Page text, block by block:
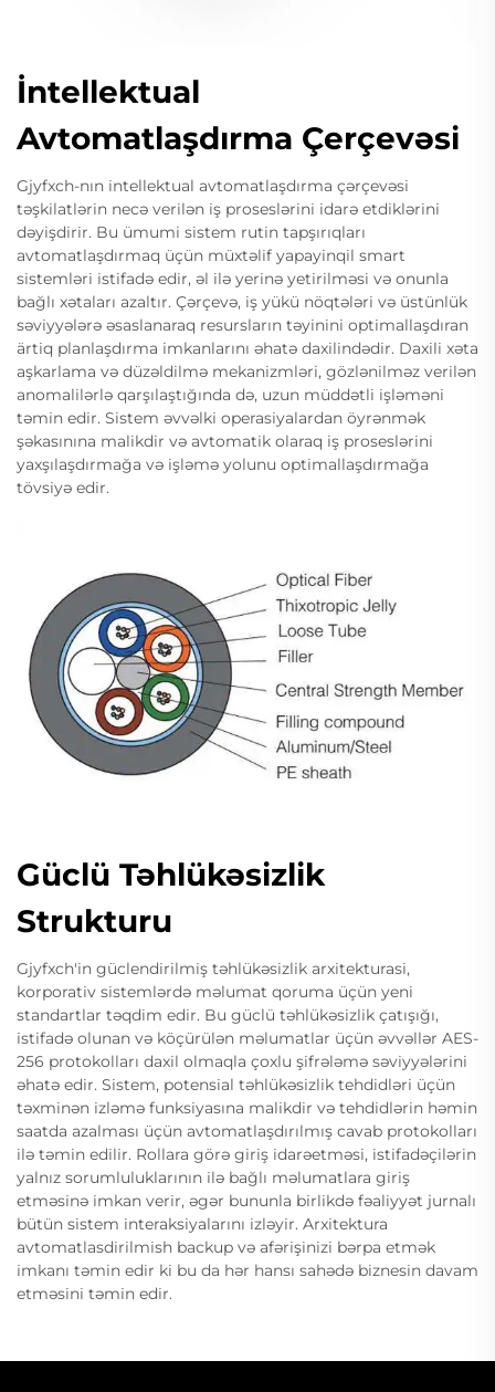
İntellektual
Avtomatlaşdırma Çerçevəsi
Gjyfxch-nın intellektual avtomatlaşdırma çərçevəsi
təşkilatlərin necə verilən iş proseslərini idarə etdiklərini
dəyişdirir. Bu ümumi sistem rutin tapşırıqları
avtomatlaşdırmaq üçün müxtəlif yapayinqil smart
sistemləri istifadə edir, əl ilə yerinə yetirilməsi və onunla
bağlı xətaları azaltır. Çərçevə, iş yükü nöqtələri və üstünlük
səviyyələrə əsaslanaraq resursların təyinini optimallaşdıran
ärtiq planlaşdırma imkanlarını əhatə daxilindədir. Daxili xəta
aşkarlama və düzəldilmə mekanizmləri, gözlənilməz verilən
anomalilərlə qarşılaştığında də, uzun müddətli işləməni
təmin edir. Sistem əvvəlki operasiyalardan öyrənmək
şəkasınına malikdir və avtomatik olaraq iş proseslərini
yaxşılaşdırmağa və işləmə yolunu optimallaşdırmağa
tövsiyə edir.
Güclü Təhlükəsizlik
Strukturu
Gjyfxch'in güclendirilmiş təhlükəsizlik arxitekturasi,
korporativ sistemlərdə məlumat qoruma üçün yeni
standartlar təqdim edir. Bu güclü təhlükəsizlik çatışığı,
istifadə olunan və köçürülən məlumatlar üçün əvvəllər AES-
256 protokolları daxil olmaqla çoxlu şifrələmə səviyyələrini
əhatə edir. Sistem, potensial təhlükəsizlik tehdidləri üçün
təxminən izləmə funksiyasına malikdir və tehdidlərin həmin
saatda azalması üçün avtomatlaşdırılmış cavab protokolları
ilə təmin edilir. Rollara görə giriş idarəetməsi, istifadəçilərin
yalnız sorumluluklarının ilə bağlı məlumatlara giriş
etməsinə imkan verir, əgər bununla birlikdə fəaliyyət jurnalı
bütün sistem interaksiyalarını izləyir. Arxitektura
avtomatlasdirilmish backup və afərişinizi bərpa etmək
imkanı təmin edir ki bu da hər hansı sahədə biznesin davam
etməsini təmin edir.